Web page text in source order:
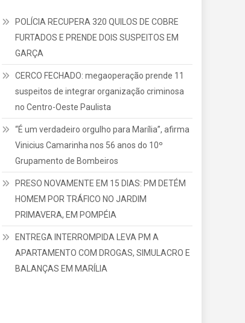
POLÍCIA RECUPERA 320 QUILOS DE COBRE
FURTADOS E PRENDE DOIS SUSPEITOS EM
GARÇA
CERCO FECHADO: megaoperação prende 11
suspeitos de integrar organização criminosa
no Centro-Oeste Paulista
“É um verdadeiro orgulho para Marília”, afirma
Vinicius Camarinha nos 56 anos do 10º
Grupamento de Bombeiros
PRESO NOVAMENTE EM 15 DIAS: PM DETÉM
HOMEM POR TRÁFICO NO JARDIM
PRIMAVERA, EM POMPÉIA
ENTREGA INTERROMPIDA LEVA PM A
APARTAMENTO COM DROGAS, SIMULACRO E
BALANÇAS EM MARÍLIA